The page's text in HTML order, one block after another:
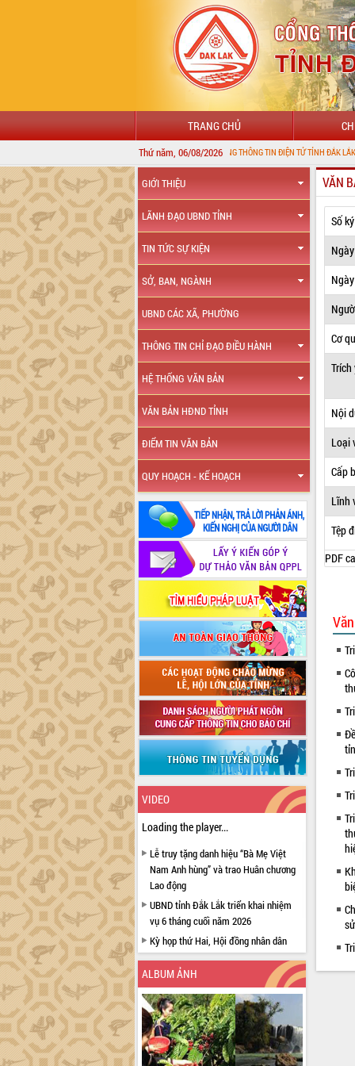
TRANG CHỦ
Thứ năm, 06/08/2026
CHÀO MỪNG ĐẾN VỚI CỔNG THÔNG TIN ĐIỆN TỬ TỈNH ĐẮK LẮK
GIỚI THIỆU
LÃNH ĐẠO UBND TỈNH
TIN TỨC SỰ KIỆN
SỞ, BAN, NGÀNH
UBND CÁC XÃ, PHƯỜNG
THÔNG TIN CHỈ ĐẠO ĐIỀU HÀNH
HỆ THỐNG VĂN BẢN
VĂN BẢN HĐND TỈNH
ĐIỂM TIN VĂN BẢN
QUY HOẠCH - KẾ HOẠCH
VIDEO
Loading the player...
Lễ truy tặng danh hiệu “Bà Mẹ Việt
Nam Anh hùng” và trao Huân chương
Lao động
UBND tỉnh Đắk Lắk triển khai nhiệm
vụ 6 tháng cuối năm 2026
Kỳ họp thứ Hai, Hội đồng nhân dân
tỉnh khóa XI quyết nghị nhiều nội dung
quan trọng
Bí thư Tỉnh ủy Lương Nguyễn Minh
Triết thăm, tặng quà người có công với
cách mạng
Rà soát, hoàn thiện hệ thống thiết chế
văn hóa, thể thao đáp ứng yêu cầu
ALBUM ẢNH
VĂN
Số
Cơ
Trích
Nội
Loại
Cấp
Lĩnh
Tệp
PDF